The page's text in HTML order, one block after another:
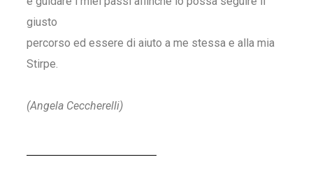
giusto
percorso ed essere di aiuto a me stessa e alla mia
Stirpe.
(Angela Ceccherelli)